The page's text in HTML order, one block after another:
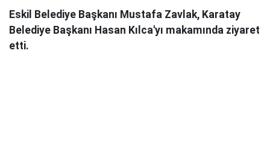
Eskil Belediye Başkanı Mustafa Zavlak, Karatay
Belediye Başkanı Hasan Kılca'yı makamında ziyaret
etti.